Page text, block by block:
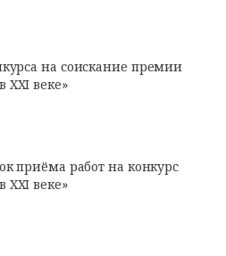
на соискание премии
XXI веке»
приёма работ на конкурс
XXI веке»